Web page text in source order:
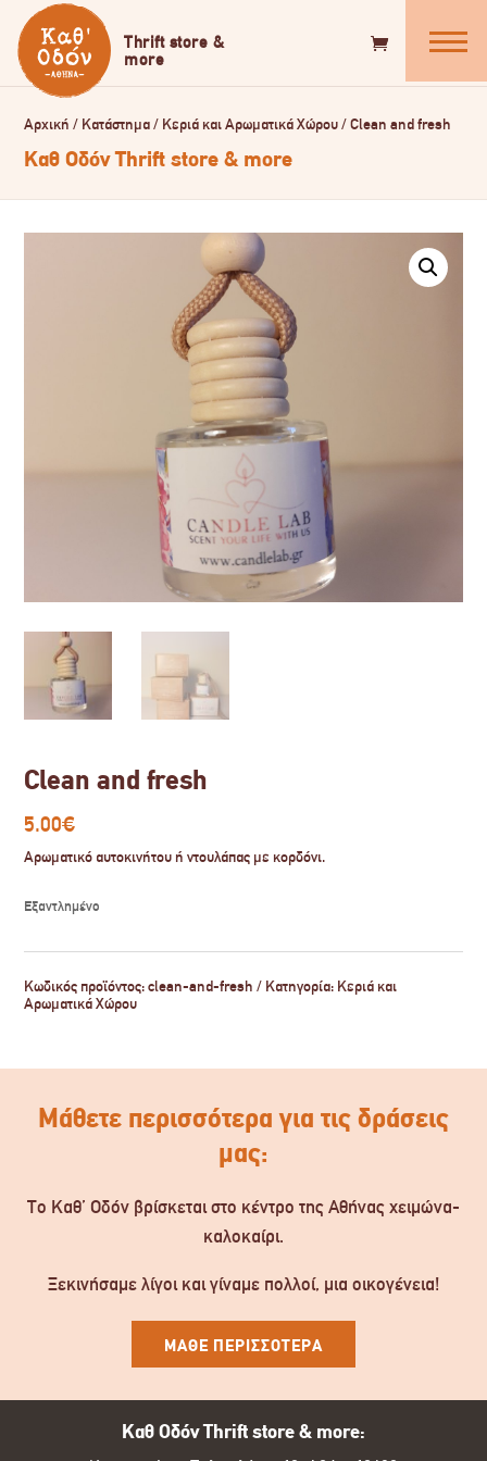
Αρχική / Κατάστημα/ Κεριά και Αρωματικά Χώρου/Clean and fresh
Καθ Οδόν Thrift store & more
Clean and fresh
5.00€
Αρωματικό αυτοκινήτου ή ντουλάπας με κορδόνι.
Εξαντλημένο
Κωδικός προϊόντος:clean-and-fresh Κατηγορία: Κεριά και
Αρωματικά Χώρου
Μάθετε περισσότερα για τις δράσεις
μας:
Το Καθ’ Οδόν βρίσκεται στο κέντρο της Αθήνας χειμώνα-
καλοκαίρι.
Ξεκινήσαμε λίγοι και γίναμε πολλοί, μια οικογένεια!
ΜΑΘΕ ΠΕΡΙΣΣΟΤΕΡΑ
Καθ Οδόν Thrift store & more: